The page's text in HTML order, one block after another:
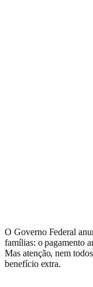
O Governo Federal
famílias: o pagamento
Mas atenção, nem
benefício extra.